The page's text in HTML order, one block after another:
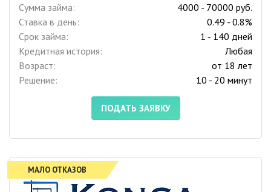
Сумма займа:
4000 - 70000 руб.
Ставка в день:
0.49 - 0.8%
Срок займа:
1 - 140 дней
Кредитная история:
Любая
Возраст:
от 18 лет
Решение:
10 - 20 минут
ПОДАТЬ ЗАЯВКУ
МАЛО ОТКАЗОВ